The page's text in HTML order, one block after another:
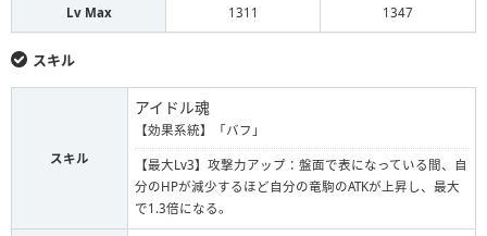
Lv Max 1311 1347
スキル
スキル
アイドル魂
【効果系統】「バフ」
【最大Lv3】攻撃力アップ：盤面で表になっている間、自
分のHPが減少するほど自分の竜駒のATKが上昇し、最大
で1.3倍になる。